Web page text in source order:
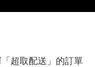
超取配送」的訂單